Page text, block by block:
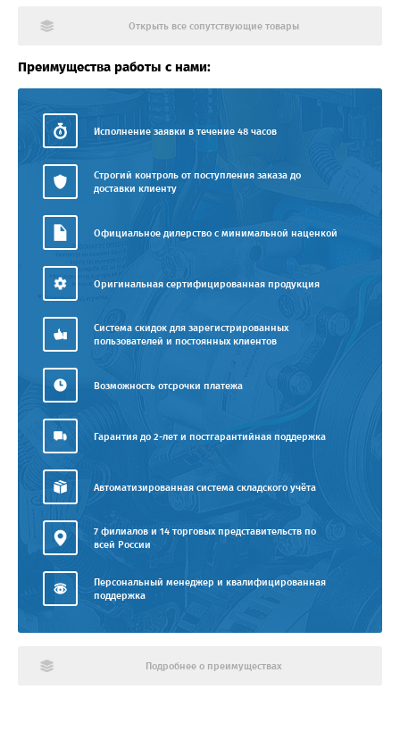
Открыть все сопутствующие товары
Преимущества работы с нами:
Исполнение заявки в течение 48 часов
Строгий контроль от поступления заказа до
доставки клиенту
Официальное дилерство с минимальной наценкой
Оригинальная сертифицированная продукция
Система скидок для зарегистрированных
пользователей и постоянных клиентов
Возможность отсрочки платежа
Гарантия до 2-лет и постгарантийная поддержка
Автоматизированная система складского учёта
7 филиалов и 14 торговых представительств по
всей России
Персональный менеджер и квалифицированная
поддержка
Подробнее о преимуществах